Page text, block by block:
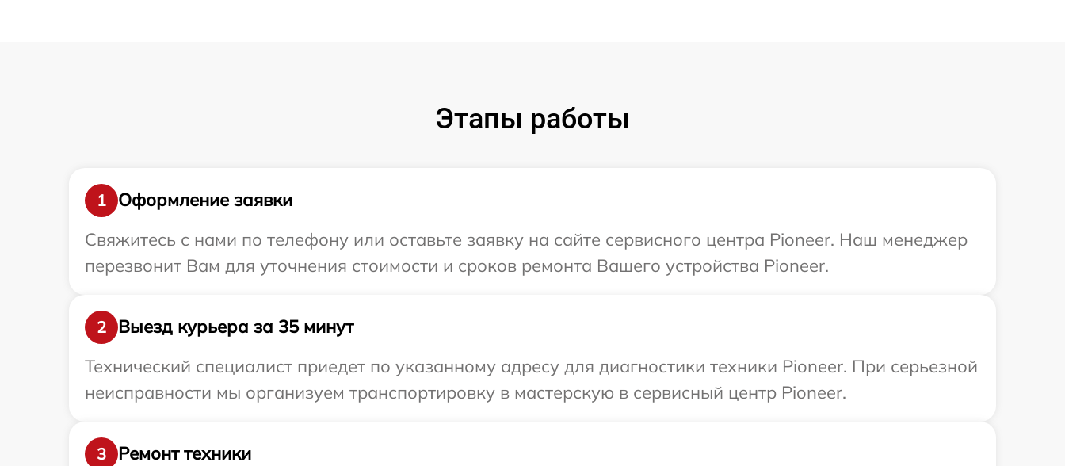
Этапы работы
1
Оформление заявки
Свяжитесь с нами по телефону или оставьте заявку на сайте сервисного центра Pioneer. Наш менеджер
перезвонит Вам для уточнения стоимости и сроков ремонта Вашего устройства Pioneer.
2
Выезд курьера за 35 минут
Технический специалист приедет по указанному адресу для диагностики техники Pioneer. При серьезной
неисправности мы организуем транспортировку в мастерскую в сервисный центр Pioneer.
3
Ремонт техники